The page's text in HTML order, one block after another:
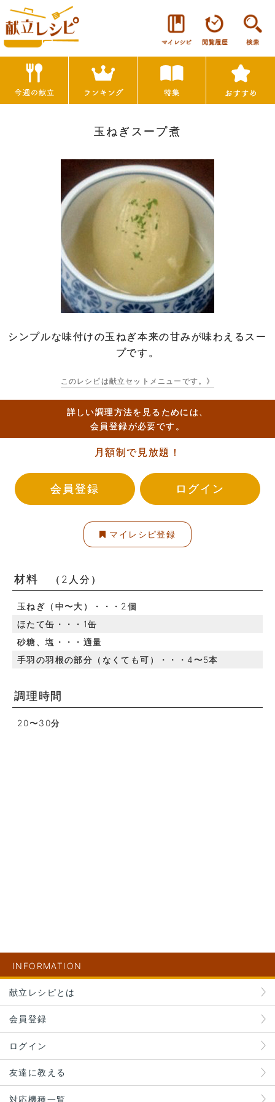
玉ねぎスープ煮
シンプルな味付けの玉ねぎ本来の甘みが味わえるスー
プです。
このレシピは献立セットメニューです。》
詳しい調理方法を見るためには、
会員登録が必要です。
月額制で見放題！
会員登録 ログイン
マイレシピ登録
材料 （2人分）
玉ねぎ（中〜大）・・・2個
ほたて缶・・・1缶
砂糖、塩・・・適量
手羽の羽根の部分（なくても可）・・・4〜5本
調理時間
20〜30分
INFORMATION
献立レシピとは
会員登録
ログイン
友達に教える
対応機種一覧